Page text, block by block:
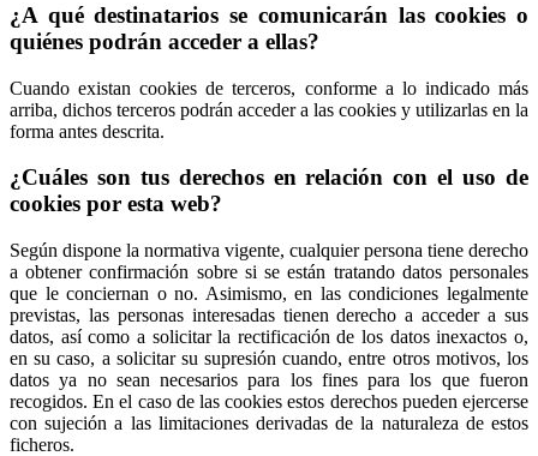
¿A qué destinatarios se comunicarán las cookies o
quiénes podrán acceder a ellas?
Cuando existan cookies de terceros, conforme a lo indicado más
arriba, dichos terceros podrán acceder a las cookies y utilizarlas en la
forma antes descrita.
¿Cuáles son tus derechos en relación con el uso de
cookies por esta web?
Según dispone la normativa vigente, cualquier persona tiene derecho
a obtener confirmación sobre si se están tratando datos personales
que le conciernan o no. Asimismo, en las condiciones legalmente
previstas, las personas interesadas tienen derecho a acceder a sus
datos, así como a solicitar la rectificación de los datos inexactos o,
en su caso, a solicitar su supresión cuando, entre otros motivos, los
datos ya no sean necesarios para los fines para los que fueron
recogidos. En el caso de las cookies estos derechos pueden ejercerse
con sujeción a las limitaciones derivadas de la naturaleza de estos
ficheros.